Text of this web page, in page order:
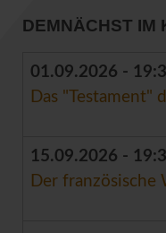
DEMNÄCHST IM
01.09.2026 -
Das "Testament"
15.09.2026 -
Der französische